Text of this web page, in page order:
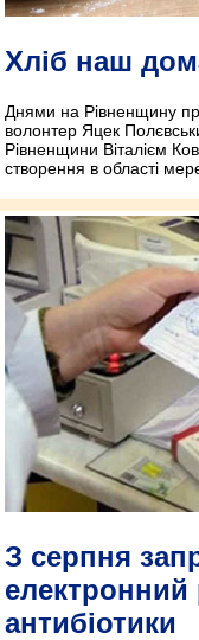
Хліб наш
Днями на Рівненщину
волонтер Яцек
Рівненщини Віталієм
створення в області
З серпня
електронний
антибіотики